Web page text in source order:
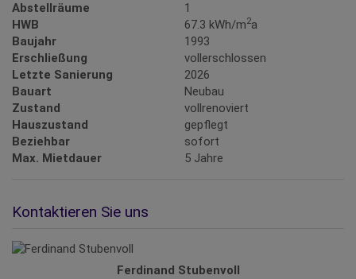
Abstellräume
1
HWB
67.3 kWh/m2a
Baujahr
1993
Erschließung
vollerschlossen
Letzte Sanierung
2026
Bauart
Neubau
Zustand
vollrenoviert
Hauszustand
gepflegt
Beziehbar
sofort
Max. Mietdauer
5 Jahre
Kontaktieren Sie uns
Ferdinand Stubenvoll